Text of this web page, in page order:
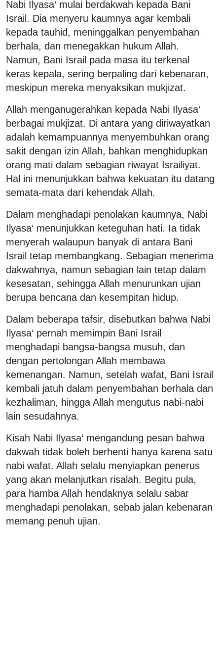
Nabi Ilyasa‘ mulai berdakwah kepada Bani
Israil. Dia menyeru kaumnya agar kembali
kepada tauhid, meninggalkan penyembahan
berhala, dan menegakkan hukum Allah.
Namun, Bani Israil pada masa itu terkenal
keras kepala, sering berpaling dari kebenaran,
meskipun mereka menyaksikan mukjizat.
Allah menganugerahkan kepada Nabi Ilyasa‘
berbagai mukjizat. Di antara yang diriwayatkan
adalah kemampuannya menyembuhkan orang
sakit dengan izin Allah, bahkan menghidupkan
orang mati dalam sebagian riwayat Israiliyat.
Hal ini menunjukkan bahwa kekuatan itu datang
semata-mata dari kehendak Allah.
Dalam menghadapi penolakan kaumnya, Nabi
Ilyasa‘ menunjukkan keteguhan hati. Ia tidak
menyerah walaupun banyak di antara Bani
Israil tetap membangkang. Sebagian menerima
dakwahnya, namun sebagian lain tetap dalam
kesesatan, sehingga Allah menurunkan ujian
berupa bencana dan kesempitan hidup.
Dalam beberapa tafsir, disebutkan bahwa Nabi
Ilyasa‘ pernah memimpin Bani Israil
menghadapi bangsa-bangsa musuh, dan
dengan pertolongan Allah membawa
kemenangan. Namun, setelah wafat, Bani Israil
kembali jatuh dalam penyembahan berhala dan
kezhaliman, hingga Allah mengutus nabi-nabi
lain sesudahnya.
Kisah Nabi Ilyasa‘ mengandung pesan bahwa
dakwah tidak boleh berhenti hanya karena satu
nabi wafat. Allah selalu menyiapkan penerus
yang akan melanjutkan risalah. Begitu pula,
para hamba Allah hendaknya selalu sabar
menghadapi penolakan, sebab jalan kebenaran
memang penuh ujian.